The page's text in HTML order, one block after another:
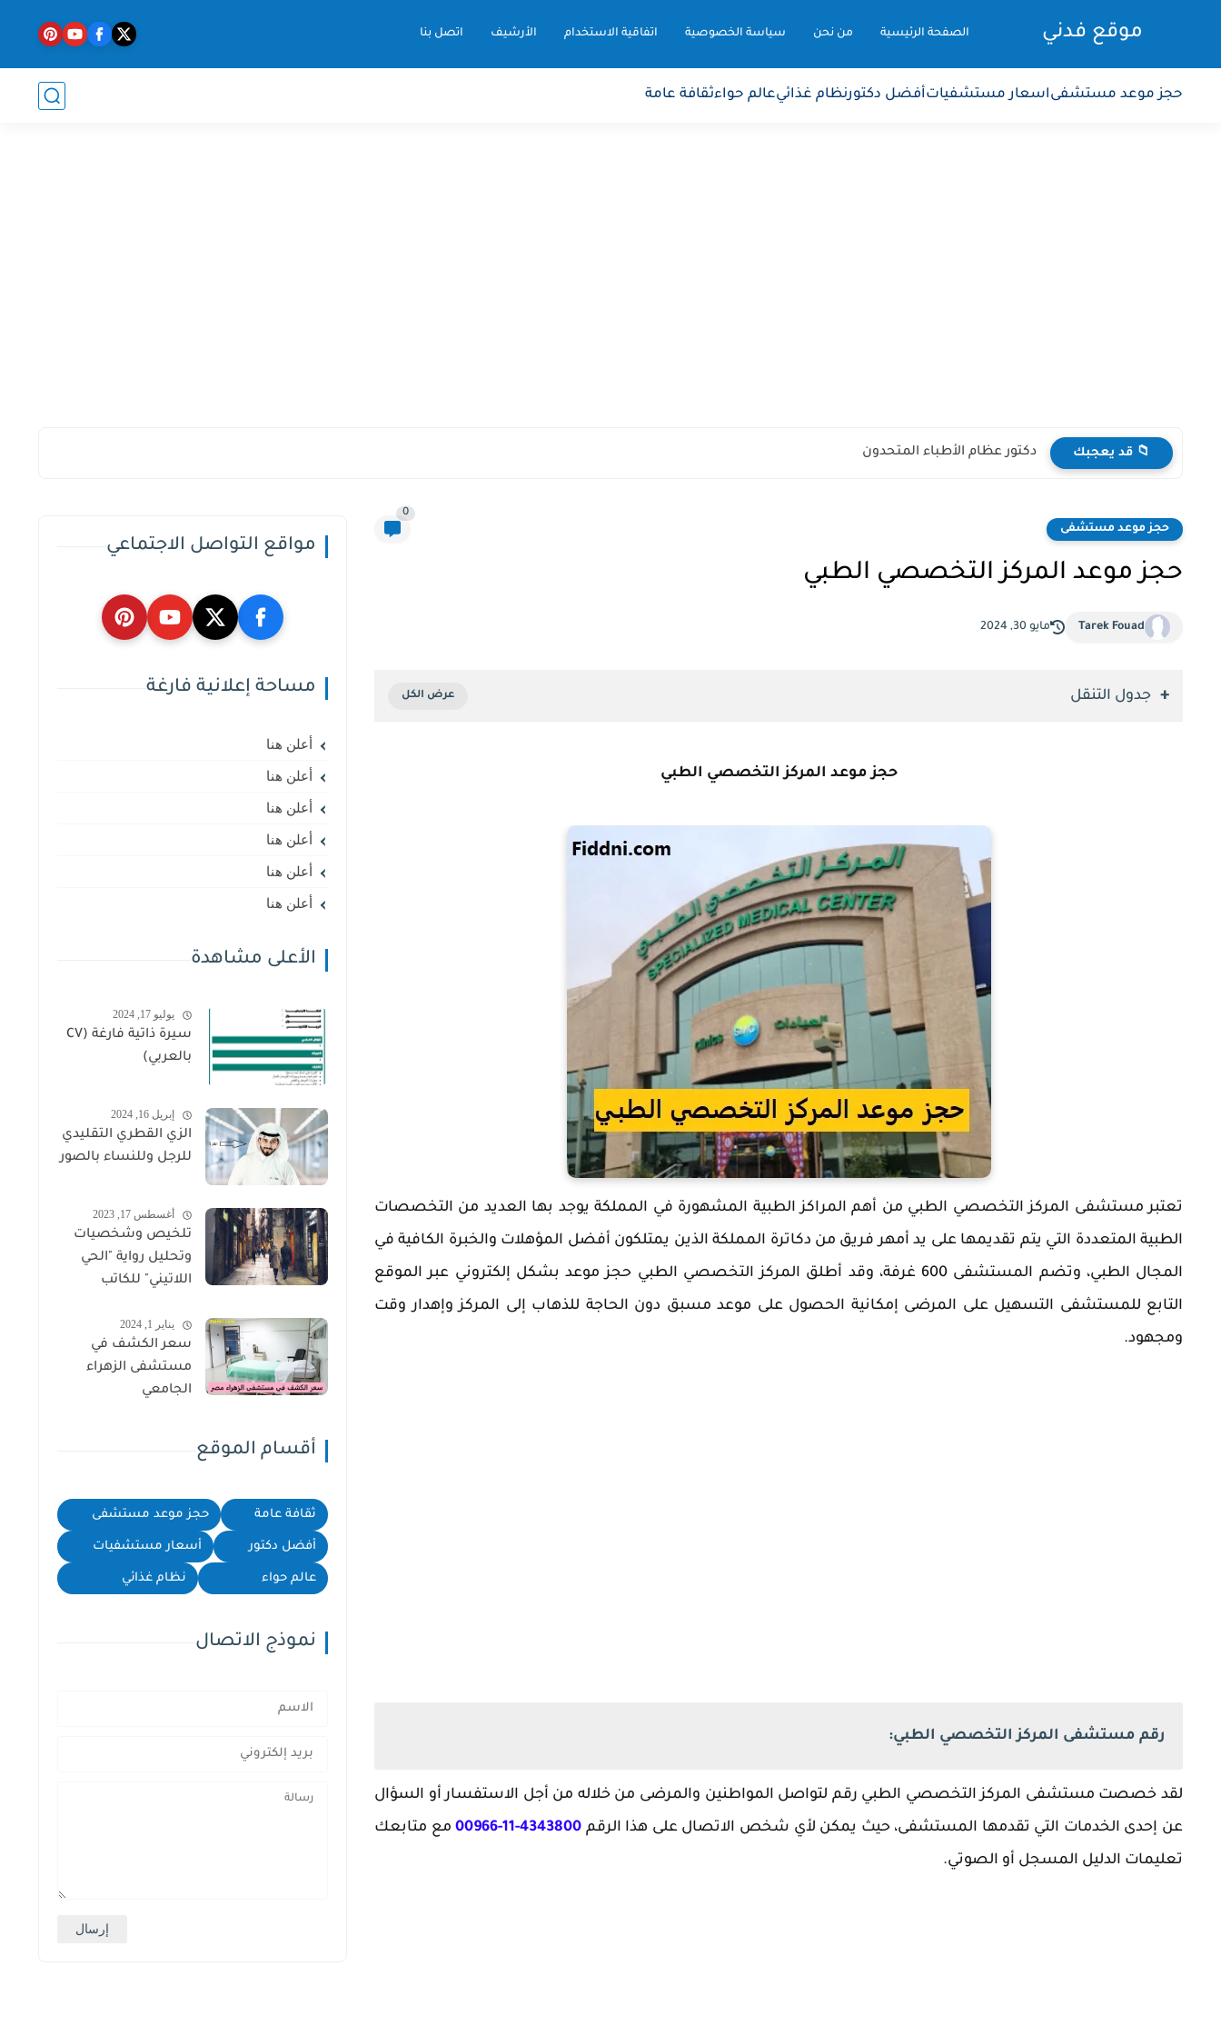
موقع فدني الصفحة الرئيسية من نحن سياسة الخصوصية اتفاقية الاستخدام الأرشيف اتصل بنا
حجز موعد مستشفىاسعار مستشفياتأفضل دكتورنظام غذائيعالم حواءثقافة عامة
📁 قد يعجبك دكتور عظام الأطباء المتحدون
حجز موعد مستشفى
0
حجز موعد المركز التخصصي الطبي
Tarek Fouad مايو 30, 2024
جدول التنقل
حجز موعد المركز التخصصي الطبي
تعتبر مستشفى المركز التخصصي الطبي من أهم المراكز الطبية المشهورة في المملكة يوجد بها العديد من التخصصات
الطبية المتعددة التي يتم تقديمها على يد أمهر فريق من دكاترة المملكة الذين يمتلكون أفضل المؤهلات والخبرة الكافية في
المجال الطبي، وتضم المستشفى 600 غرفة، وقد
أطلق المركز التخصصي الطبي حجز موعد بشكل إلكتروني عبر الموقع
التابع للمستشفى التسهيل على المرضى إمكانية الحصول على موعد مسبق دون الحاجة للذهاب إلى المركز وإهدار وقت
ومجهود.
رقم مستشفى المركز التخصصي الطبي:
لقد خصصت مستشفى المركز التخصصي الطبي رقم لتواصل المواطنين والمرضى من خلاله من أجل الاستفسار أو السؤال
عن إحدى الخدمات التي تقدمها المستشفى، حيث يمكن لأي شخص الاتصال على هذا الرقم
مع متابعك
تعليمات الدليل المسجل أو الصوتي.
مواقع التواصل الاجتماعي
مساحة إعلانية فارغة
أعلن هنا
أعلن هنا
أعلن هنا
أعلن هنا
أعلن هنا
أعلن هنا
الأعلى مشاهدة
يوليو 17, 2024
سيرة ذاتية فارغة (CV
بالعربي)
إبريل 16, 2024
الزي القطري التقليدي
للرجل وللنساء بالصور
أغسطس 17, 2023
تلخيص وشخصيات
وتحليل رواية "الحي
اللاتيني" للكاتب
يناير 1, 2024
سعر الكشف في
مستشفى الزهراء
الجامعي
أقسام الموقع
ثقافة عامة حجز موعد مستشفى
أفضل دكتور أسعار مستشفيات
عالم حواء نظام غذائي
نموذج الاتصال